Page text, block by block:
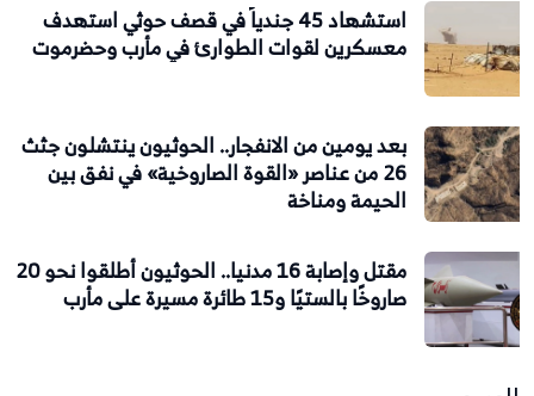
استشهاد 45 جندياً في قصف حوثي استهدف
معسكرين لقوات الطوارئ في مأرب وحضرموت
بعد يومين من الانفجار.. الحوثيون ينتشلون جثث
26 من عناصر «القوة الصاروخية» في نفق بين
الحيمة ومناخة
مقتل وإصابة 16 مدنيا.. الحوثيون أطلقوا نحو 20
صاروخًا بالستيًا و15 طائرة مسيرة على مأرب